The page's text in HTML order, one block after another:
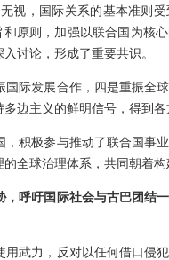
视，国际关系的基本准则
原则，加强以联合国为核
讨论，形成了重要共识。
际发展合作，四是重振全
边主义的鲜明信号，得到各
积极参与推动了联合国事
全球治理体系，共同朝着构
呼吁国际社会与古巴团结
武力，反对以任何借口侵